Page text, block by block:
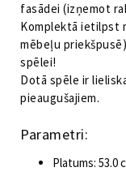
fasādei (izņemot
Komplektā ietilpst
mēbeļu
spēlei!
Dotā spēle ir
pieaugušajiem.
Parametri:
Platums: 53.0